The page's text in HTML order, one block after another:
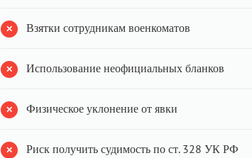
Взятки сотрудникам военкоматов
Использование неофициальных бланков
Физическое уклонение от явки
Риск получить судимость по ст. 328 УК РФ